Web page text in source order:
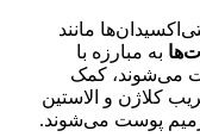
مانند
به مبارزه با
می‌شوند، کمک
کلاژن و الاستین
پوست می‌شوند.